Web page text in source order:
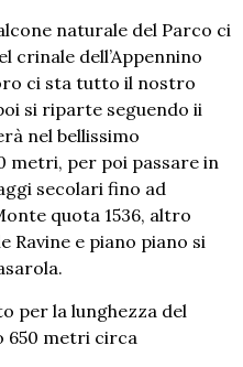
naturale del Parco ci
crinale dell’Appennino
ci sta tutto il nostro
si riparte seguendo ii
nel bellissimo
metri, per poi passare in
secolari fino ad
quota 1536, altro
Ravine e piano piano si
per la lunghezza del
650 metri circa